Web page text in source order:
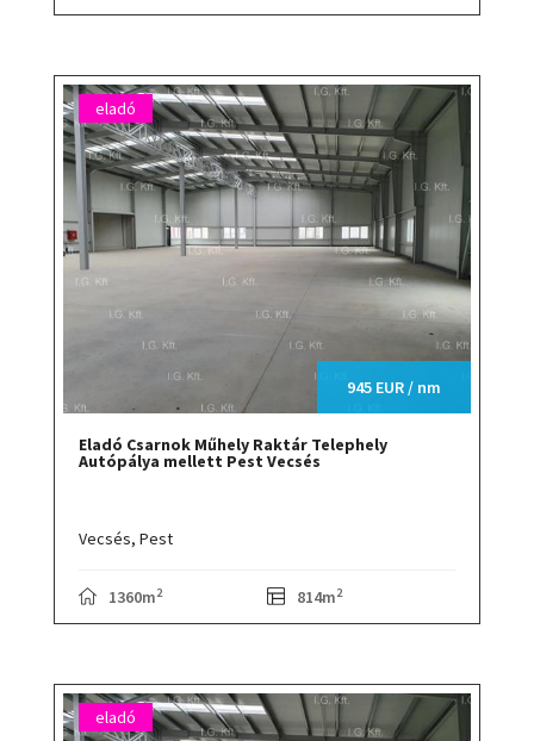
eladó
945 EUR / nm
Eladó Csarnok Műhely Raktár Telephely
Autópálya mellett Pest Vecsés
Vecsés, Pest
1360m2 814m2
eladó